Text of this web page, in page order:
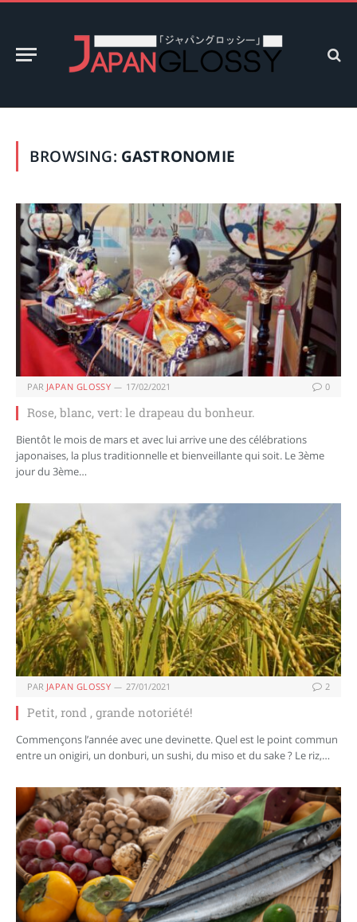
BROWSING: GASTRONOMIE
PAR JAPAN GLOSSY 17/02/2021 0
Rose, blanc, vert: le drapeau du bonheur.
Bientôt le mois de mars et avec lui arrive une des célébrations
japonaises, la plus traditionnelle et bienveillante qui soit. Le 3ème
jour du 3ème…
PAR JAPAN GLOSSY 27/01/2021 2
Petit, rond , grande notoriété!
Commençons l’année avec une devinette. Quel est le point commun
entre un onigiri, un donburi, un sushi, du miso et du sake ? Le riz,…